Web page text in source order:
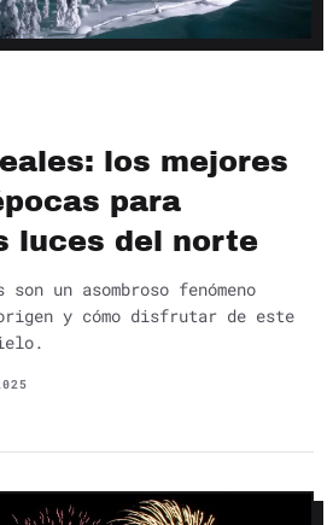
los mejores
para
luces del norte
un asombroso fenómeno
y cómo disfrutar de este